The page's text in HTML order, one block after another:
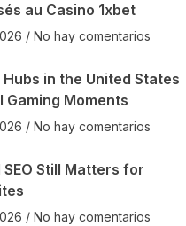
au Casino 1xbet
No hay comentarios
Hubs in the United States
Moments
No hay comentarios
Still Matters for
No hay comentarios